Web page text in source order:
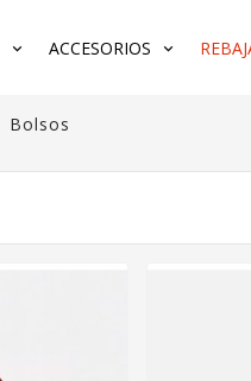
ACCESORIOS
Bolsos